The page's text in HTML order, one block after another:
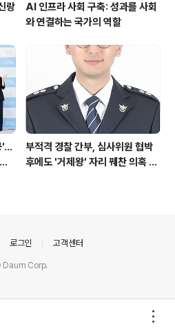
랑
AI 인프라 사회 구축: 성과를 사회
와 연결하는 국가의 역할
'…
부적격 경찰 간부, 심사위원 협박
후에도 '거제왕' 자리 꿰찬 의혹 진
로그인 고객센터
Daum Corp.